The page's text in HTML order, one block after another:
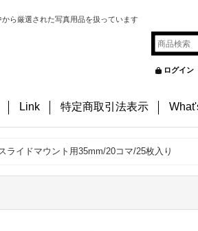
ら厳選された写真用品を扱っています
ログイン
Link 特定商取引法表示
ライドマウント用35mm/20コマ/25枚入り